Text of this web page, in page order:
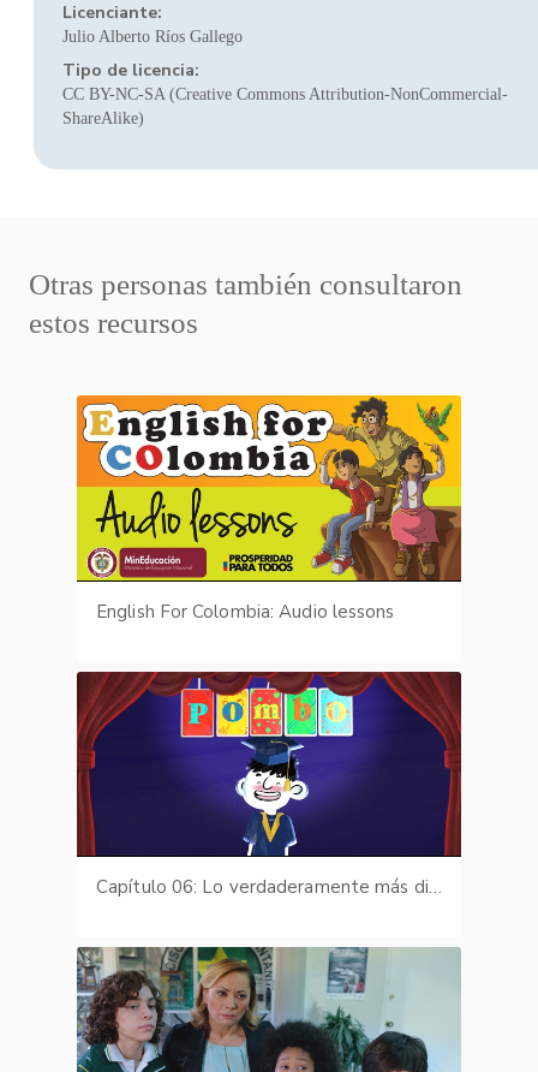
Licenciante:
Julio Alberto Ríos Gallego
Tipo de licencia:
CC BY-NC-SA (Creative Commons Attribution-NonCommercial-
ShareAlike)
Otras personas también consultaron
estos recursos
English For Colombia: Audio lessons
Capítulo 06: Lo verdaderamente más difícil